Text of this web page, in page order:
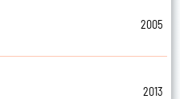
2005
2013